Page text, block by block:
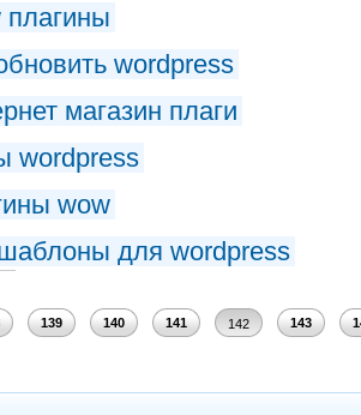
плагины
wordpress
магазин плаги
wordpress
wow
для wordpress
139 140 141 142 143